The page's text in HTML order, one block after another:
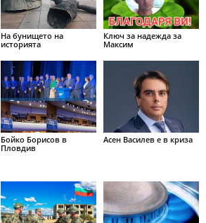
На бунището на
историята
Ключ за надежда за
Максим
Бойко Борисов в
Пловдив
Асен Василев е в криза